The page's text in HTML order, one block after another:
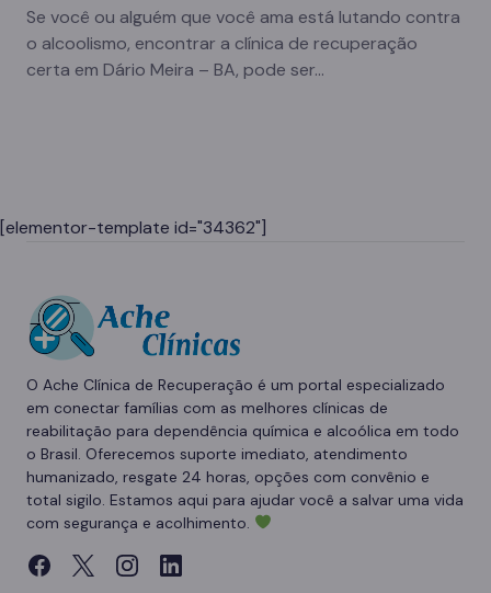
Se você ou alguém que você ama está lutando contra
o alcoolismo, encontrar a clínica de recuperação
certa em Dário Meira – BA, pode ser…
[elementor-template id="34362"]
O Ache Clínica de Recuperação é um portal especializado
em conectar famílias com as melhores clínicas de
reabilitação para dependência química e alcoólica em todo
o Brasil. Oferecemos suporte imediato, atendimento
humanizado, resgate 24 horas, opções com convênio e
total sigilo. Estamos aqui para ajudar você a salvar uma vida
com segurança e acolhimento.